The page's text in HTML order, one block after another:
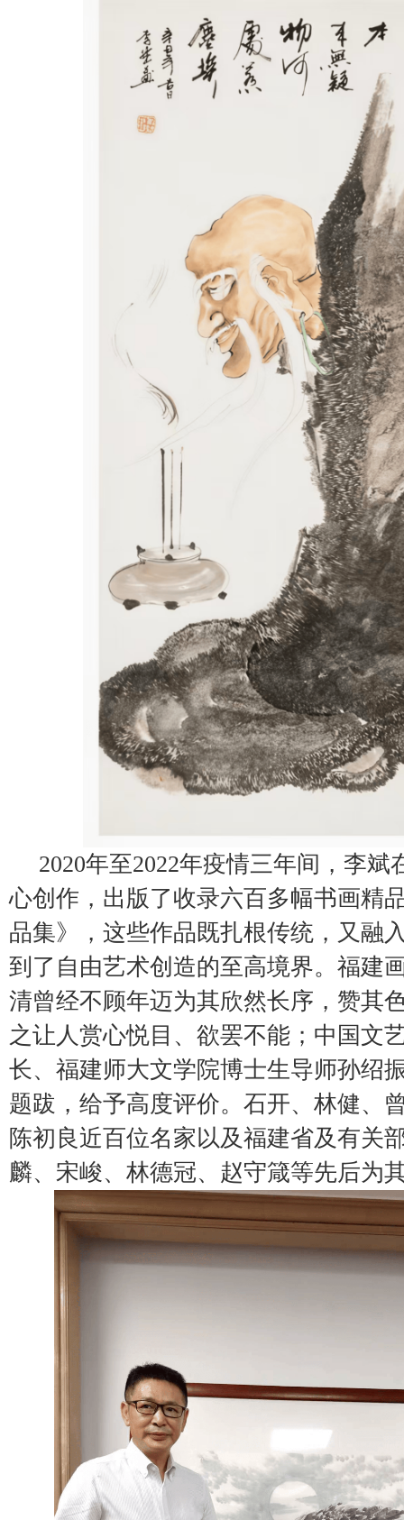
2020年至2022年疫情三年间，李斌
心创作，出版了收录六百多幅书画精
品集》，这些作品既扎根传统，又融
到了自由艺术创造的至高境界。福建
清曾经不顾年迈为其欣然长序，赞其
之让人赏心悦目、欲罢不能；中国文
长、福建师大文学院博士生导师孙绍
题跋，给予高度评价。石开、林健、
陈初良近百位名家以及福建省及有关
麟、宋峻、林德冠、赵守箴等先后为